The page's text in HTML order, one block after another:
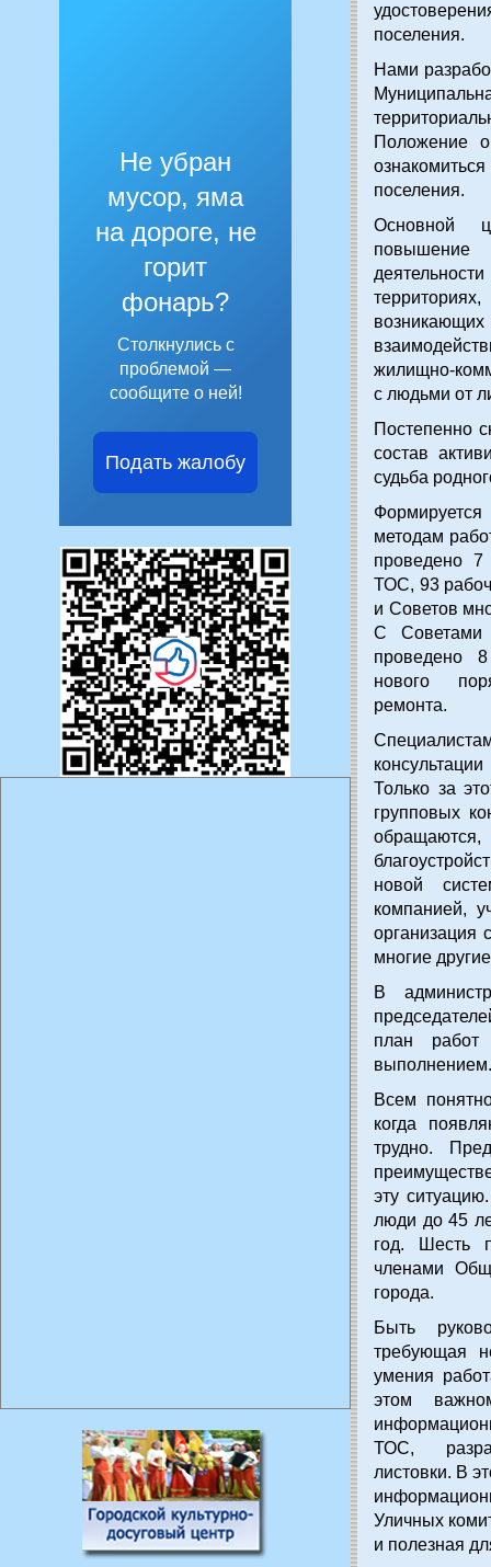
Не убран
мусор, яма
на дороге, не
горит
фонарь?
Столкнулись с
проблемой —
сообщите о ней!
Подать жалобу
поселения.
Нами
Положение
поселения.
Основной
повышение
возникающих
жилищно-
с людьми от
Постепенно
состав
судьба
методам
проведено 7
ТОС, 93
и Советов
С Советами
проведено
нового
ремонта.
Только за
групповых
новой
компанией,
организация
многие
В
план работ
выполнением.
Всем
когда
трудно.
эту
люди до 45
год. Шесть
членами
города.
Быть
требующая
умения
этом
ТОС,
листовки. В
Уличных
и полезная